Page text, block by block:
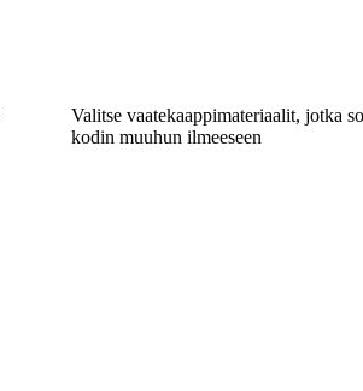
Valitse vaatekaappimateriaalit, jotka
kodin muuhun ilmeeseen